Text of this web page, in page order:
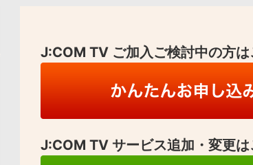
J:COM TV ご加入ご検討中の方は
J:COM TV サービス追加・変更は